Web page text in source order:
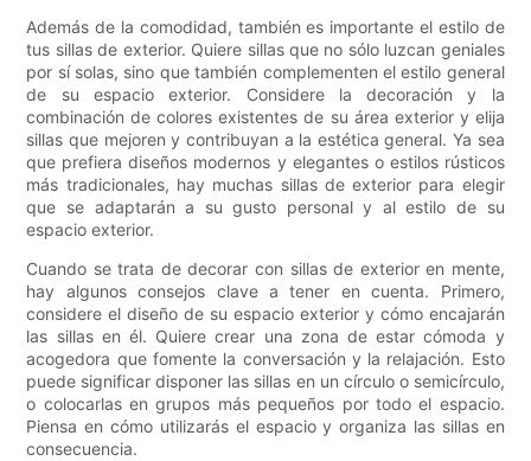
Además de la comodidad, también es importante el estilo de
tus sillas de exterior. Quiere sillas que no sólo luzcan geniales
por sí solas, sino que también complementen el estilo general
de su espacio exterior. Considere la decoración y la
combinación de colores existentes de su área exterior y elija
sillas que mejoren y contribuyan a la estética general. Ya sea
que prefiera diseños modernos y elegantes o estilos rústicos
más tradicionales, hay muchas sillas de exterior para elegir
que se adaptarán a su gusto personal y al estilo de su
espacio exterior.
Cuando se trata de decorar con sillas de exterior en mente,
hay algunos consejos clave a tener en cuenta. Primero,
considere el diseño de su espacio exterior y cómo encajarán
las sillas en él. Quiere crear una zona de estar cómoda y
acogedora que fomente la conversación y la relajación. Esto
puede significar disponer las sillas en un círculo o semicírculo,
o colocarlas en grupos más pequeños por todo el espacio.
Piensa en cómo utilizarás el espacio y organiza las sillas en
consecuencia.